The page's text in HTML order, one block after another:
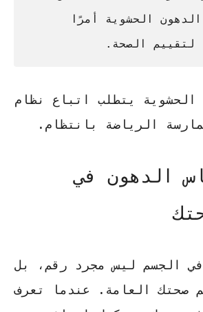
الحشوية
أمرًا
لتقييم الصحة.
الحشوية يتطلب اتباع نظام
الرياضة بانتظام.
الدهون في
الجسم ليس مجرد رقم، بل
صحتك العامة. عندما تعرف